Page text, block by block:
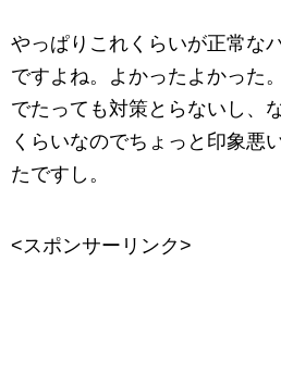
やっぱりこれくらいが正常な
ですよね。よかったよかった
でたっても対策とらないし、
くらいなのでちょっと印象悪
たですし。
<スポンサーリンク>